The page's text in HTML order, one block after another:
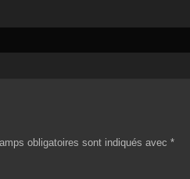
obligatoires sont indiqués avec *